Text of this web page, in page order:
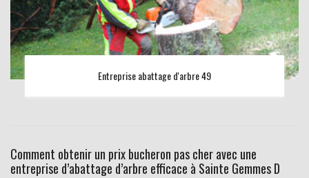
Entreprise abattage d'arbre 49
Comment obtenir un prix bucheron pas cher avec une
entreprise d’abattage d’arbre efficace à Sainte Gemmes D